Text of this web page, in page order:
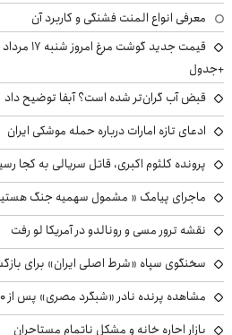
معرفی انواع المنت فشنگی و کاربرد آن
+جدول
قبض آب گران‌تر شده است؟ آبفا توضیح داد
ادعای تازه امارات درباره حمله موشکی ایران
پرونده کلثوم اکبری، قاتل سریالی به کجا
ماجرای پیامک « مشمول سهمیه جنگ
نقشه ترور مسی و رونالدو در آمریکا لو رفت
سخنگوی سپاه «شرط اصلی ایران» برای
مشاهده پرنده نادر «شبگرد مصری» پس از ۶۰ سال غیبت در نهاوند
بازار اجاره خانه و مشکل ناتمام مستاجران